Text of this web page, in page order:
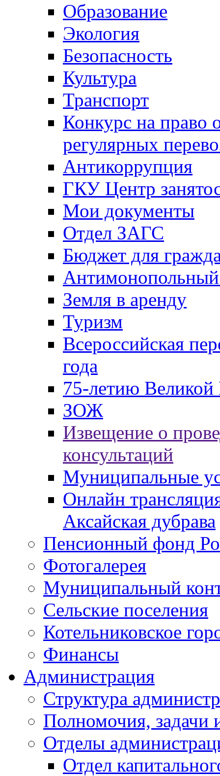
Образование
Экология
Безопасность
Культура
Транспорт
Конкурс на право
регулярных
Антикоррупция
ГКУ Центр
Мои документы
Отдел ЗАГС
Бюджет для
Антимонопольный
Земля в аренду
Туризм
Всероссийская
года
75-летию
ЗОЖ
Извещение о
консультаций
Муниципальные
Онлайн
Аксайская дубрава
Пенсионный фонд
Фотогалерея
Муниципальный
Сельские поселения
Котельниковское
Финансы
Администрация
Структура
Полномочия, задачи
Отделы
Отдел